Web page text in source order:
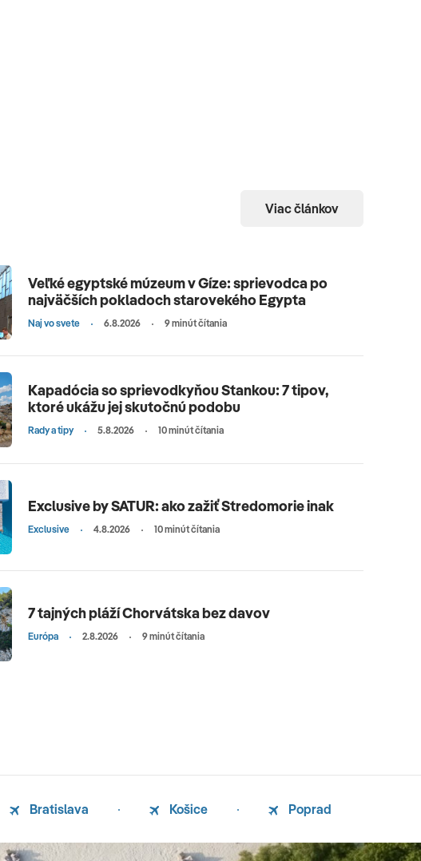
Viac článkov
Veľké egyptské múzeum v Gíze: sprievodca po
najväčších pokladoch starovekého Egypta
Naj vo svete 6.8.2026 9 minút čítania
Kapadócia so sprievodkyňou Stankou: 7 tipov,
ktoré ukážu jej skutočnú podobu
Rady a tipy 5.8.2026 10 minút čítania
Exclusive by SATUR: ako zažiť Stredomorie inak
Exclusive 4.8.2026 10 minút čítania
7 tajných pláží Chorvátska bez davov
Európa 2.8.2026 9 minút čítania
Bratislava Košice Poprad